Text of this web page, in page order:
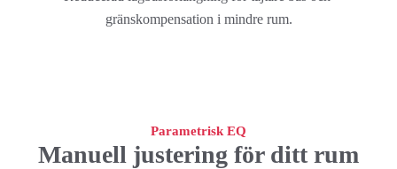
gränskompensation i mindre rum.
Parametrisk EQ
Manuell justering för ditt rum